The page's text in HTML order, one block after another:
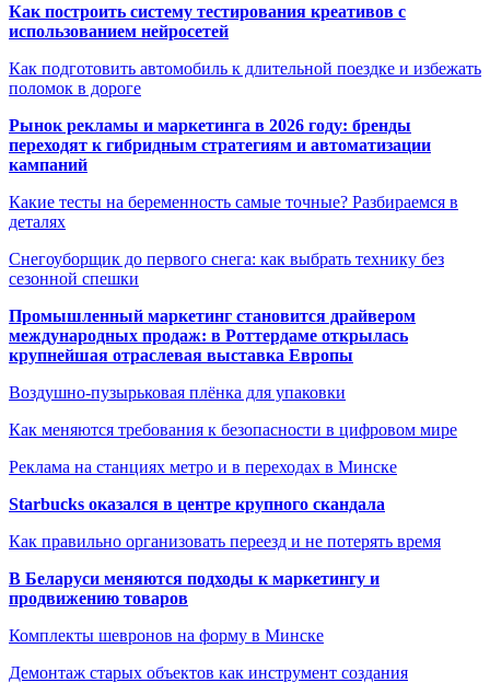
Как построить систему тестирования креативов с
использованием нейросетей
Как подготовить автомобиль к длительной поездке и избежать
поломок в дороге
Рынок рекламы и маркетинга в 2026 году: бренды
переходят к гибридным стратегиям и автоматизации
кампаний
Какие тесты на беременность самые точные? Разбираемся в
деталях
Снегоуборщик до первого снега: как выбрать технику без
сезонной спешки
Промышленный маркетинг становится драйвером
международных продаж: в Роттердаме открылась
крупнейшая отраслевая выставка Европы
Воздушно-пузырьковая плёнка для упаковки
Как меняются требования к безопасности в цифровом мире
Реклама на станциях метро и в переходах в Минске
Starbucks оказался в центре крупного скандала
Как правильно организовать переезд и не потерять время
В Беларуси меняются подходы к маркетингу и
продвижению товаров
Комплекты шевронов на форму в Минске
Демонтаж старых объектов как инструмент создания